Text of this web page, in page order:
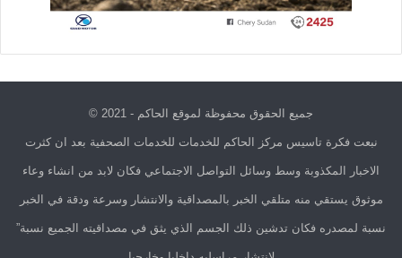
جميع الحقوق محفوظة لموقع الحاكم - 2021 ©
نبعت فكرة تاسيس مركز الحاكم للخدمات للخدمات الصحفية بعد ان كثرت
الاخبار المكذوبة وسط وسائل التواصل الاجتماعي فكان لابد من انشاء وعاء
موثوق يستقي منه متلقي الخبر بالمصداقية والانتشار وسرعة ودقة في الخبر
نسبة لمصدره فكان تدشين ذلك الجسم الذي يثق في مصداقيته الجميع نسبة”